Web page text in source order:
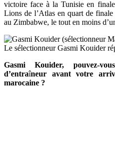
victoire face à la Tunisie en
Lions de l’Atlas en quart de
au Zimbabwe, le tout en moins
Le sélectionneur Gasmi Kouider
Gasmi Kouider, pouvez-
d’entraîneur avant votre
marocaine ?